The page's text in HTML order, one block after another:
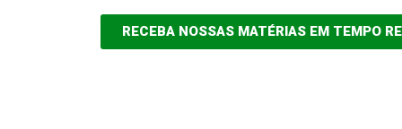
RECEBA NOSSAS MATÉRIAS EM TEMPO